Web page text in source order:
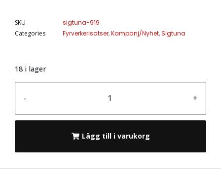
SKU
sigtuna-919
Categories
Fyrverkerisatser,Kampanj/Nyhet,Sigtuna
18 i lager
- +
Lägg till i varukorg